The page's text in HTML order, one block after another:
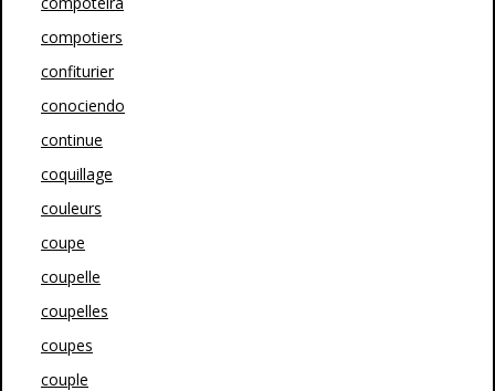
compotiers
confiturier
conociendo
continue
coquillage
couleurs
coupe
coupelle
coupelles
coupes
couple